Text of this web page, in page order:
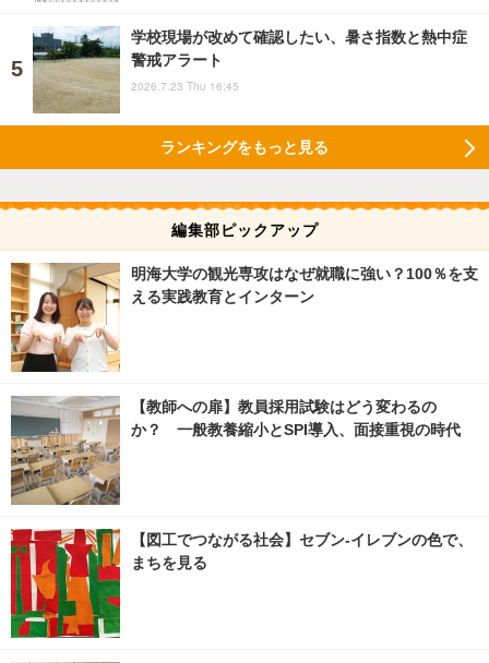
学校現場が改めて確認したい、暑さ指数と熱中症
警戒アラート
2026.7.23 Thu 16:45
ランキングをもっと見る
編集部ピックアップ
明海大学の観光専攻はなぜ就職に強い？100％を支
える実践教育とインターン
【教師への扉】教員採用試験はどう変わるの
か？ 一般教養縮小とSPI導入、面接重視の時代
【図工でつながる社会】セブン‐イレブンの色で、
まちを見る